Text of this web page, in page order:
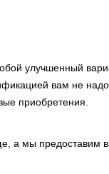
улучшенный
вам не
приобретения.
а мы предоставим